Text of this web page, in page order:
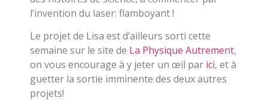
l’invention du laser: flamboyant !
Le projet de Lisa est d’ailleurs sorti cette
semaine sur le site de La Physique Autrement,
on vous encourage à y jeter un œil par ici, et à
guetter la sortie imminente des deux autres
projets!